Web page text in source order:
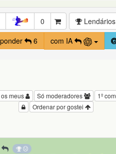
0 Lendários
6 com IA
1º
Só moderadores
meus
Ordenar por gostei